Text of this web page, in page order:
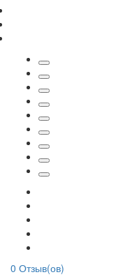
0 Отзыв(ов)